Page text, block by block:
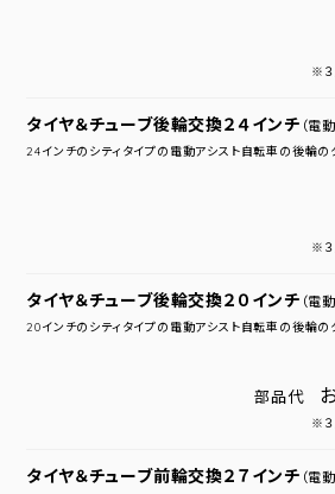
※３
タイヤ＆チューブ後輪交換２４インチ （電
24インチのシティタイプの電動アシスト自転車の後輪の
※３
タイヤ＆チューブ後輪交換２０インチ （電
20インチのシティタイプの電動アシスト自転車の後輪の
部品代
※３
タイヤ＆チューブ前輪交換２７インチ （電